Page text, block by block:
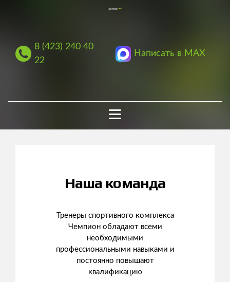
8 (423) 240 40
22
Написать в MAX
Наша команда
Тренеры спортивного комплекса
Чемпион обладают всеми
необходимыми
профессиональными навыками и
постоянно повышают
квалификацию